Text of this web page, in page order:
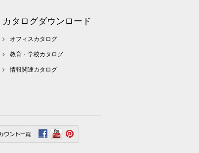
カタログダウンロード
オフィスカタログ
教育・学校カタログ
情報関連カタログ